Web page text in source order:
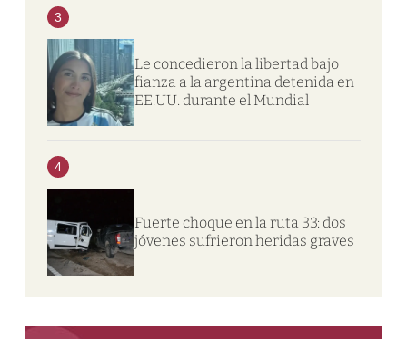
3
Le concedieron la libertad bajo
fianza a la argentina detenida en
EE.UU. durante el Mundial
4
Fuerte choque en la ruta 33: dos
jóvenes sufrieron heridas graves